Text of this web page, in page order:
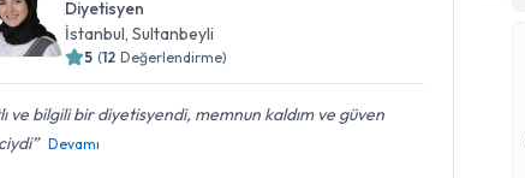
Diyetisyen
İstanbul, Sultanbeyli
5 (12 Değerlendirme)
ve bilgili bir diyetisyendi, memnun kaldım ve güven
Devamı